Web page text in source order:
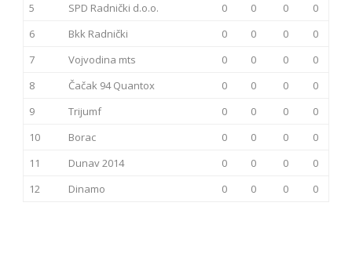
5
SPD Radnički d.o.o. 0 0 0
0
6
Bkk Radnički 0 0 0
0
7
Vojvodina mts 0 0 0
0
8
Čačak 94 Quantox 0 0 0
0
9
Trijumf 0 0 0
0
10
Borac 0 0 0
0
11
Dunav 2014 0 0 0
0
12
Dinamo 0 0 0 0